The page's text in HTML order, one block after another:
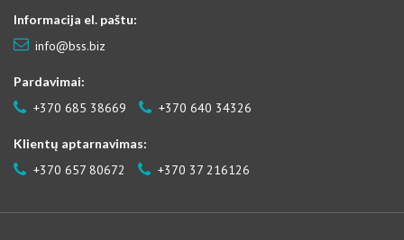
Informacija el. paštu:
info@bss.biz
Pardavimai:
+370 685 38669 +370 640 34326
Klientų aptarnavimas:
+370 657 80672 +370 37 216126